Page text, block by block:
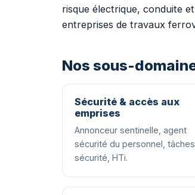
risque électrique, conduite
entreprises de travaux
Nos sous-
Sécurité & accès aux
emprises
Annonceur sentinelle, agent
sécurité du personnel,
sécurité, HTi.